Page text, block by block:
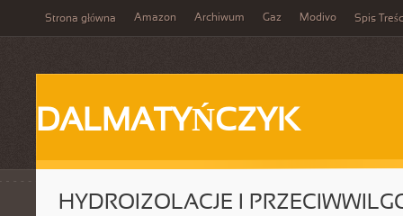
Strona główna Amazon Archiwum Gaz Modivo Spis
DALMATYŃCZYK
HYDROIZOLACJE I